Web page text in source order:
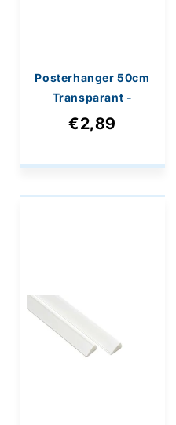
Posterhanger 50cm
Transparant -
Posterstrips met
Ophangoog
€2,89